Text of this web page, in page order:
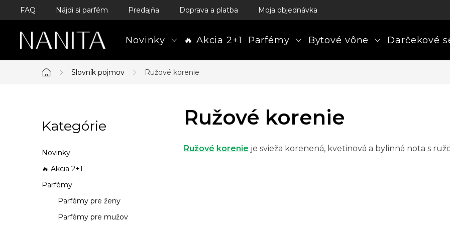
Prejsť
obsah
FAQ Nájdi si parfém Predajňa Doprava a platba Moja objednávka
Novinky 🔥 Akcia 2+1 Parfémy Bytové vône Darčekové
Domov
Slovník pojmov Ružové korenie
o
č
n
ý
Preskočiť
kategórie
Kategórie
Novinky
🔥 Akcia 2+1
Parfémy
Parfémy pre ženy
Parfémy pre mužov
Ružové korenie
Ružové korenie je svieža korenená, kvetinová a bylinná nota s